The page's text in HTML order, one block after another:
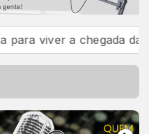
a chegada da filha: “Tá